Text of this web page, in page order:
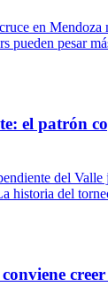
en Mendoza
pueden pesar
el patrón
del Valle
historia del
creer